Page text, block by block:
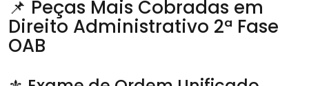
📌 Peças Mais Cobradas em
Direito Administrativo 2ª Fase
OAB